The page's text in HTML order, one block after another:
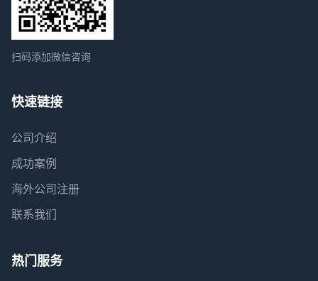
扫码添加微信咨询
快速链接
公司介绍
成功案例
海外公司注册
联系我们
热门服务